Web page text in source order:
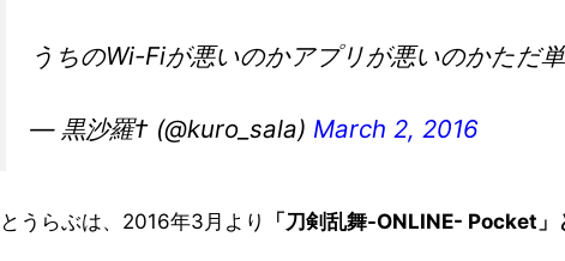
うちのWi-Fiが悪いのかアプリが悪いのかただ
— 黒沙羅† (@kuro_sala) March 2, 2016
とうらぶは、2016年3月より 「刀剣乱舞-ONLINE- Pocket